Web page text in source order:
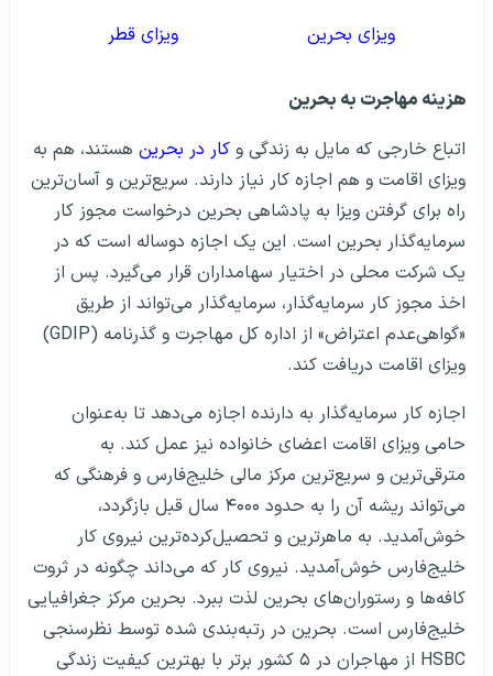
ویزای بحرین ویزای قطر
هزینه مهاجرت به بحرین
اتباع خارجی که مایل به زندگی و کار در بحرین هستند، هم به
ویزای اقامت و هم اجازه کار نیاز دارند. سریع‌ترین و آسان‌ترین
راه برای گرفتن ویزا به پادشاهی بحرین درخواست مجوز کار
سرمایه‌گذار بحرین است. این یک اجازه دوساله است که در
یک شرکت محلی در اختیار سهامداران قرار می‌گیرد. پس از
اخذ مجوز کار سرمایه‌گذار، سرمایه‌گذار می‌تواند از طریق
«گواهی‌عدم اعتراض» از اداره کل مهاجرت و گذرنامه (GDIP)
ویزای اقامت دریافت کند.
اجازه کار سرمایه‌گذار به دارنده اجازه می‌دهد تا به‌عنوان
حامی ویزای اقامت اعضای خانواده نیز عمل کند. به
مترقی‌ترین و سریع‌ترین مرکز مالی خلیج‌فارس و فرهنگی که
می‌تواند ریشه آن را به حدود ۴۰۰۰ سال قبل بازگردد،
خوش‌آمدید. به ماهرترین و تحصیل‌کرده‌ترین نیروی کار
خلیج‌فارس خوش‌آمدید. نیروی کار که می‌داند چگونه در ثروت
کافه‌ها و رستوران‌های بحرین لذت ببرد. بحرین مرکز جغرافیایی
خلیج‌فارس است. بحرین در رتبه‌بندی شده توسط نظرسنجی
HSBC از مهاجران در ۵ کشور برتر با بهترین کیفیت زندگی